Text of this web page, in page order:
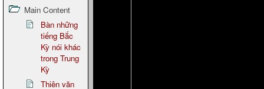
Main Content
Bàn những
tiếng Bắc
Kỳ nói khác
trong Trung
Kỳ
Thiên văn